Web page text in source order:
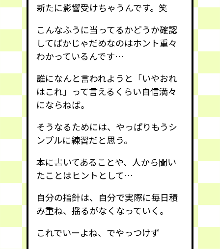
新たに影響受けちゃうんです。笑
こんなふうに当ってるかどうか確認
してばかじゃだめなのはホント重々
わかっているんです…
誰になんと言われようと「いやおれ
はこれ」って言えるくらい自信満々
にならねば。
そうなるためには、やっぱりもうシ
ンプルに練習だと思う。
本に書いてあることや、人から聞い
たことはヒントとして…
自分の指針は、自分で実際に毎日積
み重ね、揺るがなくなっていく。
これでいーよね、でやっつけず